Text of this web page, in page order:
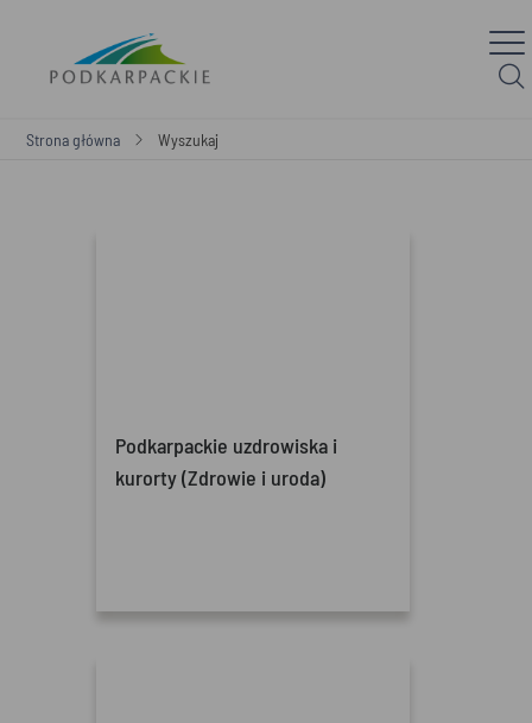
Strona główna Wyszukaj
Podkarpackie uzdrowiska i
kurorty (Zdrowie i uroda)